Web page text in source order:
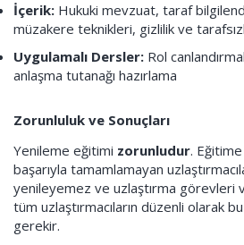
İçerik: Hukuki mevzuat, taraf
müzakere teknikleri, gizlilik ve
Uygulamalı Dersler: Rol
anlaşma tutanağı hazırlama
Zorunluluk ve Sonuçları
Yenileme eğitimi zorunludur.
başarıyla tamamlamayan
yenileyemez ve uzlaştırma görevleri
tüm uzlaştırmacıların düzenli olarak
gerekir.